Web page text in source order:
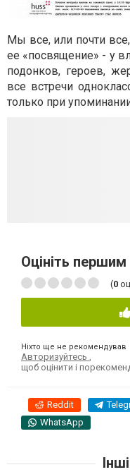
Мы все, или почти
ее «посвящение» - у
подонков, героев,
все встречи
только при
Оцініть першим
(0
Ніхто ще не рекомендував
Авторизуйтесь
щоб оцінити і
Reddit
WhatsApp